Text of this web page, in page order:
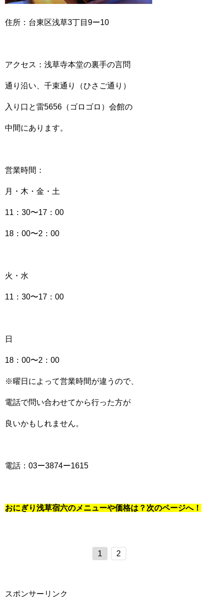
住所：台東区浅草3丁目9ー10
アクセス：浅草寺本堂の裏手の言問
通り沿い、千束通り（ひさご通り）
入り口と雷5656（ゴロゴロ）会館の
中間にあります。
営業時間：
月・木・金・土
11：30〜17：00
18：00〜2：00
火・水
11：30〜17：00
日
18：00〜2：00
※曜日によって営業時間が違うので、
電話で問い合わせてから行った方が
良いかもしれません。
電話：03ー3874ー1615
おにぎり浅草宿六のメニューや価格は？次のページへ！
1 2
スポンサーリンク